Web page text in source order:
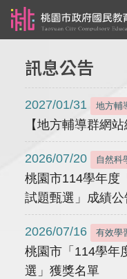
訊息公告
2027/01/31 地方輔
【地方輔導群網站
2026/07/20 自然科
桃園市114學年度
試題甄選」成績公
2026/07/16 有效學
桃園市「114學年
選」獲獎名單